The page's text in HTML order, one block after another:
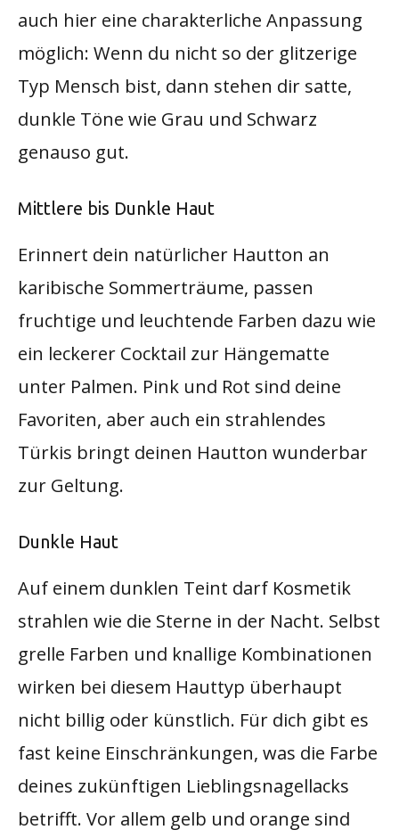
auch hier eine charakterliche Anpassung
möglich: Wenn du nicht so der glitzerige
Typ Mensch bist, dann stehen dir satte,
dunkle Töne wie Grau und Schwarz
genauso gut.
Mittlere bis Dunkle Haut
Erinnert dein natürlicher Hautton an
karibische Sommerträume, passen
fruchtige und leuchtende Farben dazu wie
ein leckerer Cocktail zur Hängematte
unter Palmen. Pink und Rot sind deine
Favoriten, aber auch ein strahlendes
Türkis bringt deinen Hautton wunderbar
zur Geltung.
Dunkle Haut
Auf einem dunklen Teint darf Kosmetik
strahlen wie die Sterne in der Nacht. Selbst
grelle Farben und knallige Kombinationen
wirken bei diesem Hauttyp überhaupt
nicht billig oder künstlich. Für dich gibt es
fast keine Einschränkungen, was die Farbe
deines zukünftigen Lieblingsnagellacks
betrifft. Vor allem gelb und orange sind